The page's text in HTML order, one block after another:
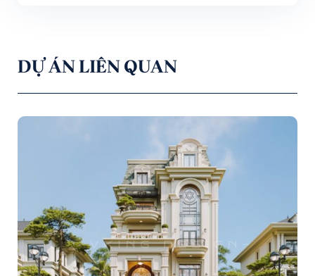
DỰ ÁN LIÊN QUAN